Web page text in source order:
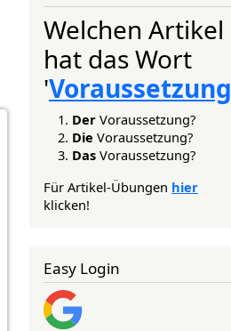
Welchen Artikel
hat das Wort
'Voraussetzung
Der Voraussetzung?
Die Voraussetzung?
Das Voraussetzung?
Für Artikel-Übungen hier
klicken!
Easy Login